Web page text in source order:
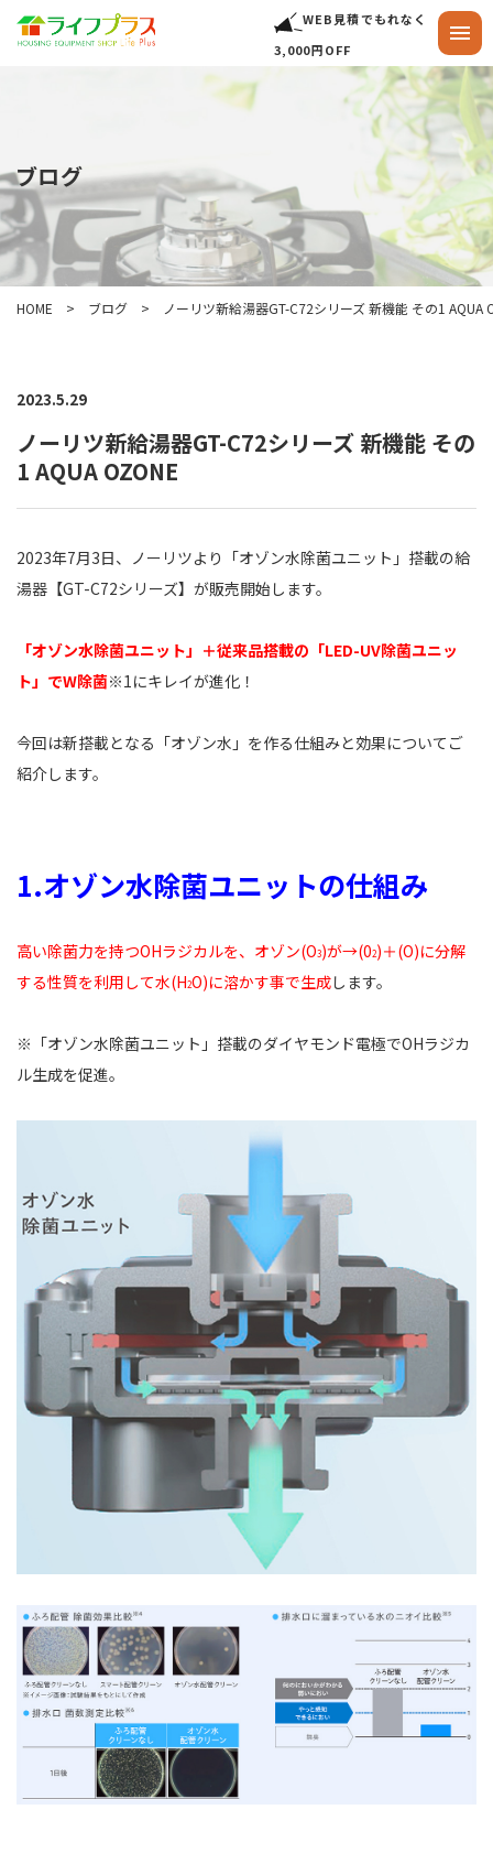
WEB見積でもれなく
3,000円OFF
ブログ
HOME ブログ ノーリツ新給湯器GT-C72シリーズ 新機能 その1 AQUA
2023.5.29
ノーリツ新給湯器GT-C72シリーズ 新機能 その
1 AQUA OZONE
2023年7月3日、ノーリツより「オゾン水除菌ユニット」搭載の給
湯器【GT-C72シリーズ】が販売開始します。
「オゾン水除菌ユニット」＋従来品搭載の「LED-UV除菌ユニッ
ト」でW除菌※1にキレイが進化！
今回は新搭載となる「オゾン水」を作る仕組みと効果についてご
紹介します。
1.オゾン水除菌ユニットの仕組み
高い除菌力を持つOHラジカルを、オゾン(O3)が→(02)＋(O)に分解
する性質を利用して水(H2O)に溶かす事で生成します。
※「オゾン水除菌ユニット」搭載のダイヤモンド電極でOHラジカ
ル生成を促進。